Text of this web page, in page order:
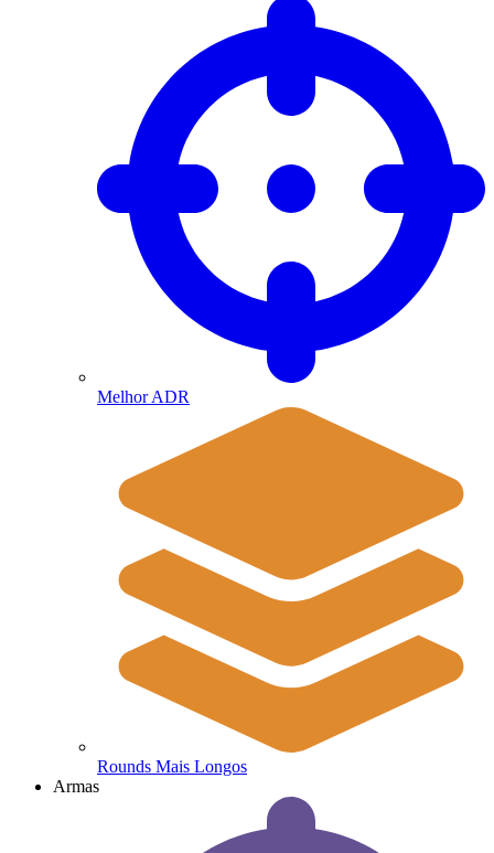
Melhor ADR
Rounds Mais Longos
Armas